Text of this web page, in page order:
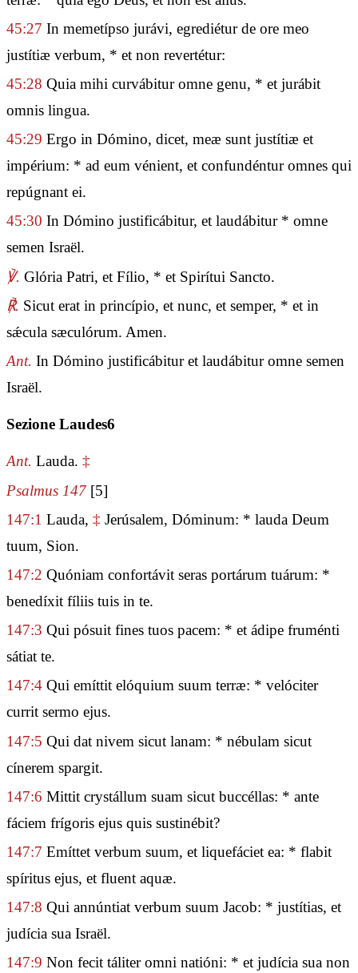
45:27 In memetípso jurávi, egrediétur de ore meo
justítiæ verbum, * et non revertétur:
45:28 Quia mihi curvábitur omne genu, * et jurábit
omnis lingua.
45:29 Ergo in Dómino, dicet, meæ sunt justítiæ et
impérium: * ad eum vénient, et confundéntur omnes qui
repúgnant ei.
45:30 In Dómino justificábitur, et laudábitur * omne
semen Israël.
℣. Glória Patri, et Fílio, * et Spirítui Sancto.
℟. Sicut erat in princípio, et nunc, et semper, * et in
sǽcula sæculórum. Amen.
Ant. In Dómino justificábitur et laudábitur omne semen
Israël.
Sezione Laudes6
Ant. Lauda. ‡
Psalmus 147 [5]
147:1 Lauda, ‡ Jerúsalem, Dóminum: * lauda Deum
tuum, Sion.
147:2 Quóniam confortávit seras portárum tuárum: *
benedíxit fíliis tuis in te.
147:3 Qui pósuit fines tuos pacem: * et ádipe fruménti
sátiat te.
147:4 Qui emíttit elóquium suum terræ: * velóciter
currit sermo ejus.
147:5 Qui dat nivem sicut lanam: * nébulam sicut
cínerem spargit.
147:6 Mittit crystállum suam sicut buccéllas: * ante
fáciem frígoris ejus quis sustinébit?
147:7 Emíttet verbum suum, et liquefáciet ea: * flabit
spíritus ejus, et fluent aquæ.
147:8 Qui annúntiat verbum suum Jacob: * justítias, et
judícia sua Israël.
147:9 Non fecit táliter omni natióni: * et judícia sua non